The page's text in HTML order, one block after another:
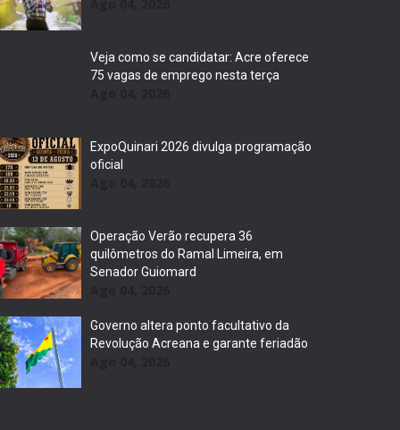
Veja como se candidatar: Acre oferece
75 vagas de emprego nesta terça
ExpoQuinari 2026 divulga programação
oficial
Operação Verão recupera 36
quilômetros do Ramal Limeira, em
Senador Guiomard
Governo altera ponto facultativo da
Revolução Acreana e garante feriadão